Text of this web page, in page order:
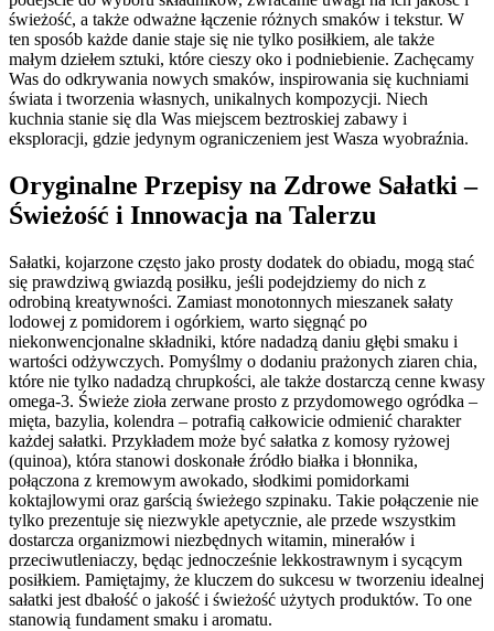
świeżość, a także odważne łączenie różnych smaków i tekstur. W
ten sposób każde danie staje się nie tylko posiłkiem, ale także
małym dziełem sztuki, które cieszy oko i podniebienie. Zachęcamy
Was do odkrywania nowych smaków, inspirowania się kuchniami
świata i tworzenia własnych, unikalnych kompozycji. Niech
kuchnia stanie się dla Was miejscem beztroskiej zabawy i
eksploracji, gdzie jedynym ograniczeniem jest Wasza wyobraźnia.
Oryginalne Przepisy na Zdrowe Sałatki –
Świeżość i Innowacja na Talerzu
Sałatki, kojarzone często jako prosty dodatek do obiadu, mogą stać
się prawdziwą gwiazdą posiłku, jeśli podejdziemy do nich z
odrobiną kreatywności. Zamiast monotonnych mieszanek sałaty
lodowej z pomidorem i ogórkiem, warto sięgnąć po
niekonwencjonalne składniki, które nadadzą daniu głębi smaku i
wartości odżywczych. Pomyślmy o dodaniu prażonych ziaren chia,
które nie tylko nadadzą chrupkości, ale także dostarczą cenne kwasy
omega-3. Świeże zioła zerwane prosto z przydomowego ogródka –
mięta, bazylia, kolendra – potrafią całkowicie odmienić charakter
każdej sałatki. Przykładem może być sałatka z komosy ryżowej
(quinoa), która stanowi doskonałe źródło białka i błonnika,
połączona z kremowym awokado, słodkimi pomidorkami
koktajlowymi oraz garścią świeżego szpinaku. Takie połączenie nie
tylko prezentuje się niezwykle apetycznie, ale przede wszystkim
dostarcza organizmowi niezbędnych witamin, minerałów i
przeciwutleniaczy, będąc jednocześnie lekkostrawnym i sycącym
posiłkiem. Pamiętajmy, że kluczem do sukcesu w tworzeniu idealnej
sałatki jest dbałość o jakość i świeżość użytych produktów. To one
stanowią fundament smaku i aromatu.